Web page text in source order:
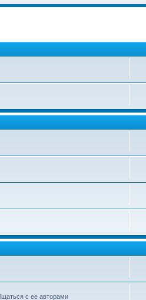
с ее авторами